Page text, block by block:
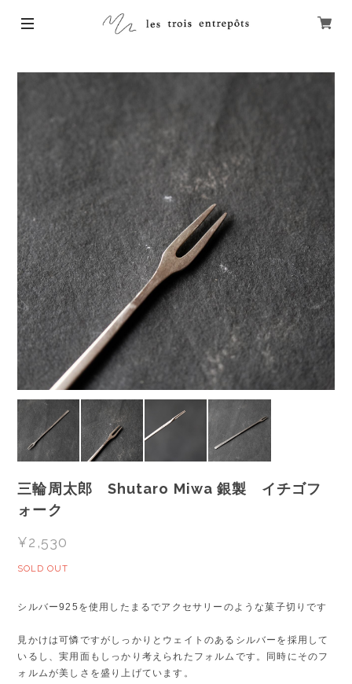
三輪周太郎 Shutaro Miwa 銀製 イチゴフ
ォーク
¥2,530
SOLD OUT
シルバー925を使用したまるでアクセサリーのような菓子切りです
見かけは可憐ですがしっかりとウェイトのあるシルバーを採用して
いるし、実用面もしっかり考えられたフォルムです。同時にそのフ
ォルムが美しさを盛り上げています。